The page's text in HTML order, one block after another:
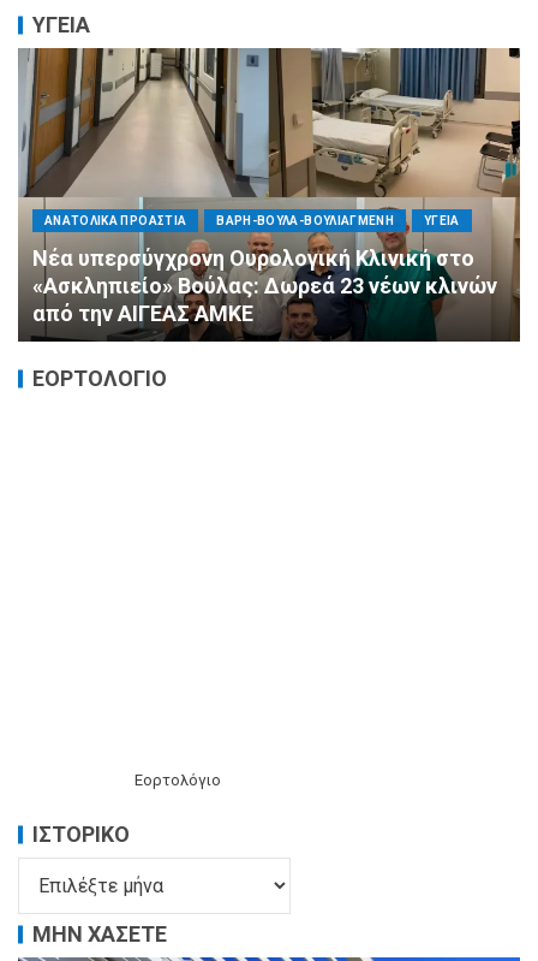
ΥΓΕΙΑ
ΠΟΛΙΤΙΚΗ ΤΡΟΠΟΣ ΖΩΗΣ ΥΓΕΙΑ
«Ημέρα Καρδιάς»: Μια πρωτοποριακή δράση
πρόληψης από τη ΔΗΜ.ΤΟ. Νέας
Φιλαδέλφειας – Νέας Χαλκηδόνας
ΕΟΡΤΟΛΟΓΙΟ
Εορτολόγιο
ΙΣΤΟΡΙΚΌ
ΜΗΝ ΧΑΣΕΤΕ